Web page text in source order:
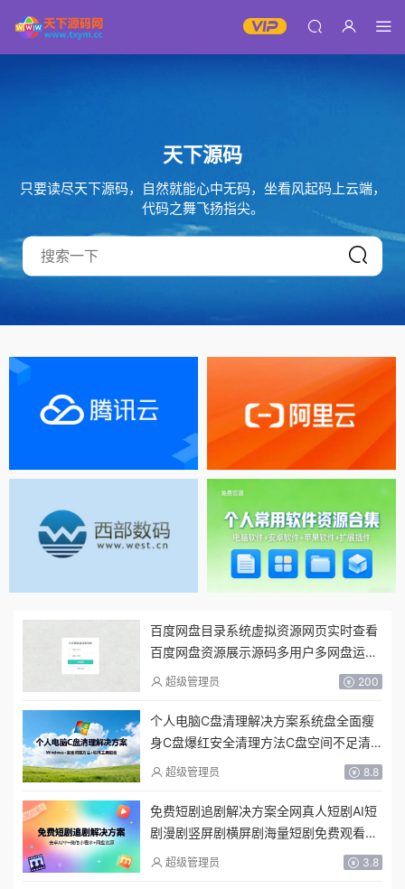
天下源码
只要读尽天下源码，自然就能心中无码，坐看风起码上云端，
代码之舞飞扬指尖。
百度网盘目录系统虚拟资源网页实时查看
百度网盘资源展示源码多用户多网盘运营
版
超级管理员 200
个人电脑C盘清理解决方案系统盘全面瘦
身C盘爆红安全清理方法C盘空间不足清
理步骤软件工具
超级管理员 8.8
免费短剧追剧解决方案全网真人短剧AI短
剧漫剧竖屏剧横屏剧海量短剧免费观看网
盘短剧全集资源
超级管理员 3.8